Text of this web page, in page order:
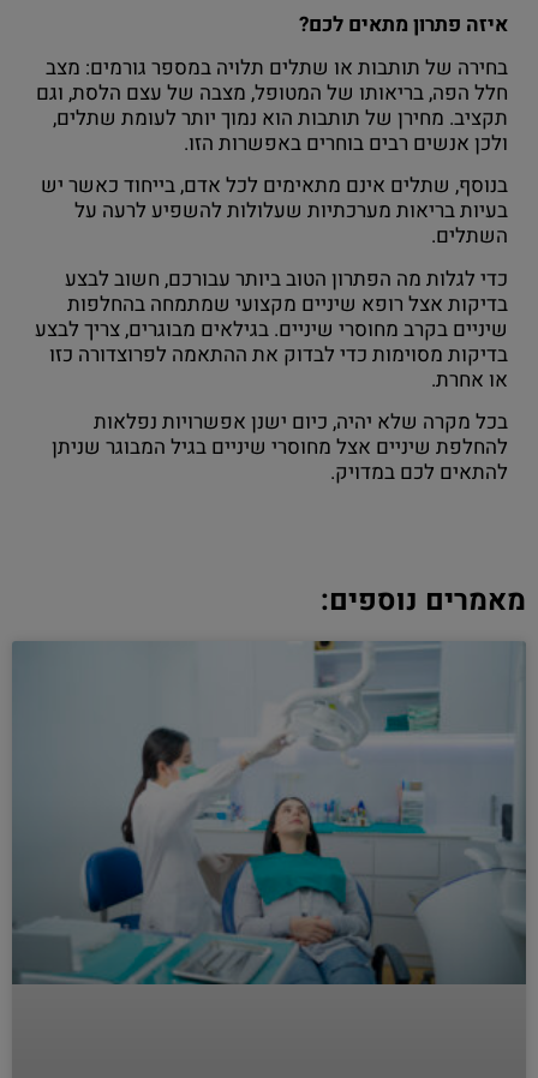
איזה פתרון מתאים לכם?
בחירה של תותבות או שתלים תלויה במספר גורמים: מצב
חלל הפה, בריאותו של המטופל, מצבה של עצם הלסת, וגם
תקציב. מחירן של תותבות הוא נמוך יותר לעומת שתלים,
ולכן אנשים רבים בוחרים באפשרות הזו.
בנוסף, שתלים אינם מתאימים לכל אדם, בייחוד כאשר יש
בעיות בריאות מערכתיות שעלולות להשפיע לרעה על
השתלים.
כדי לגלות מה הפתרון הטוב ביותר עבורכם, חשוב לבצע
בדיקות אצל רופא שיניים מקצועי שמתמחה בהחלפות
שיניים בקרב מחוסרי שיניים. בגילאים מבוגרים, צריך לבצע
בדיקות מסוימות כדי לבדוק את ההתאמה לפרוצדורה כזו
או אחרת.
בכל מקרה שלא יהיה, כיום ישנן אפשרויות נפלאות
להחלפת שיניים אצל מחוסרי שיניים בגיל המבוגר שניתן
להתאים לכם במדויק.
מאמרים נוספים: